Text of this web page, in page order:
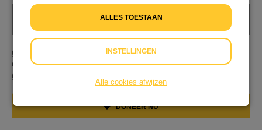
geld ophalen voor de mensen die hun land moeten
ontvluchten doordat rusland hun land binnenvalt op een
gruwelijke wijze
DONEER NU
ALLES TOESTAAN
INSTELLINGEN
Alle cookies afwijzen